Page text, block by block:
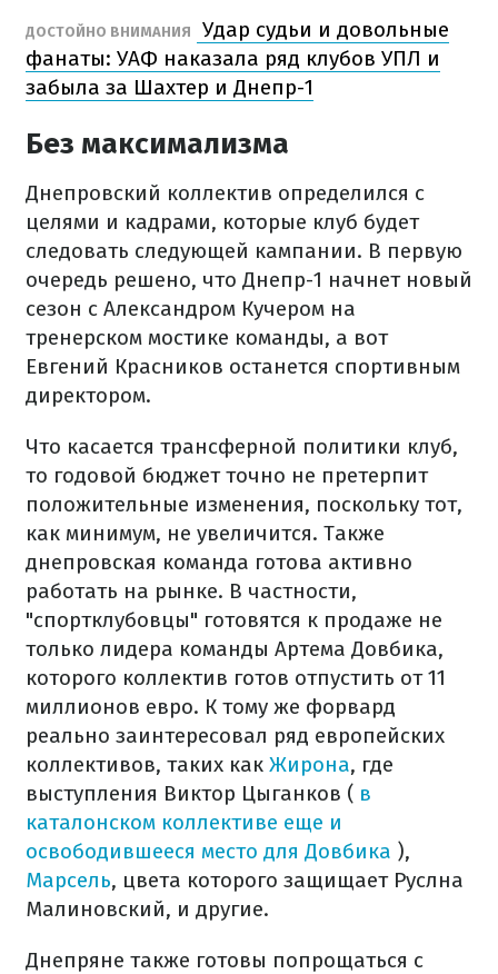
ДОСТОЙНО ВНИМАНИЯ
Удар судьи и довольные
фанаты: УАФ наказала ряд клубов УПЛ и
забыла за Шахтер и Днепр-1
Без максимализма
Днепровский коллектив определился с
целями и кадрами, которые клуб будет
следовать следующей кампании. В первую
очередь решено, что Днепр-1 начнет новый
сезон с Александром Кучером на
тренерском мостике команды, а вот
Евгений Красников останется спортивным
директором.
Что касается трансферной политики клуб,
то годовой бюджет точно не претерпит
положительные изменения, поскольку тот,
как минимум, не увеличится. Также
днепровская команда готова активно
работать на рынке. В частности,
"спортклубовцы" готовятся к продаже не
только лидера команды Артема Довбика,
которого коллектив готов отпустить от 11
миллионов евро. К тому же форвард
реально заинтересовал ряд европейских
коллективов, таких как Жирона, где
выступления Виктор Цыганков ( в
каталонском коллективе еще и
освободившееся место для Довбика ),
Марсель, цвета которого защищает Руслна
Малиновский, и другие.
Днепряне также готовы попрощаться с